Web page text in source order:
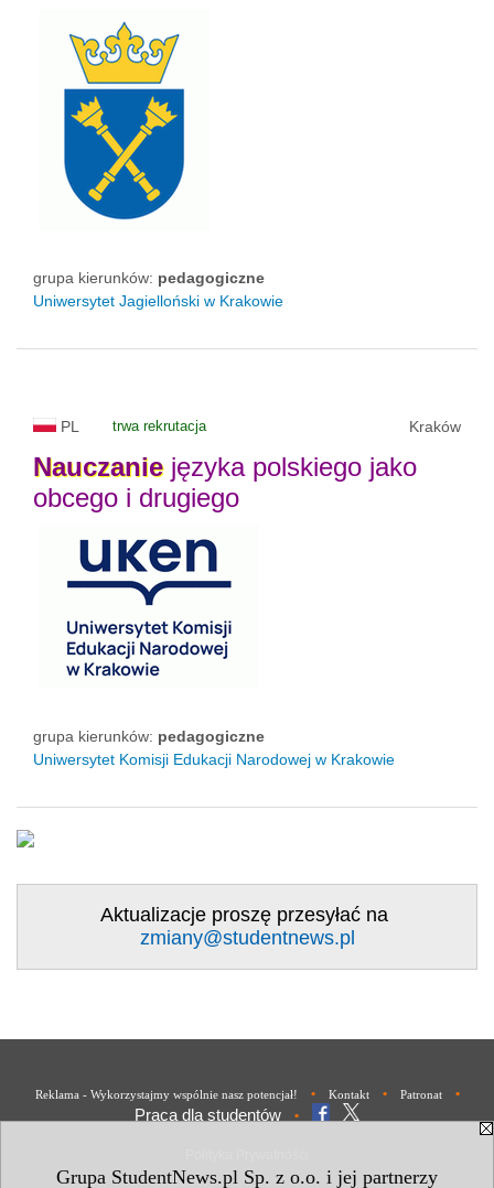
Grupa StudentNews.pl Sp. z o.o. i jej partnerzy
grupa kierunków: pedagogiczne
Uniwersytet Jagielloński w Krakowie
PL trwa rekrutacja Kraków
Nauczaniejęzyka polskiego jako
obcego i drugiego
grupa kierunków: pedagogiczne
Uniwersytet Komisji Edukacji Narodowej w Krakowie
Aktualizacje proszę przesyłać na
zmiany@studentnews.pl
Reklama - Wykorzystajmy wspólnie nasz potencjał! • Kontakt • Patronat •
Praca dla studentów •